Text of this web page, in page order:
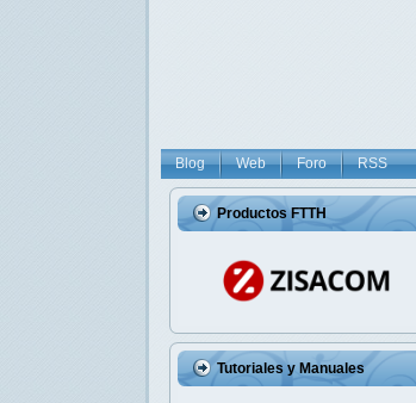
Blog Web Foro RSS
Productos FTTH
Tutoriales y Manuales